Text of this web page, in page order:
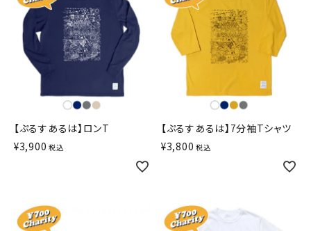
【ぷるすあるは】ロンT
¥3,900 税込
【ぷるすあるは】7分袖Tシャツ
¥3,800 税込